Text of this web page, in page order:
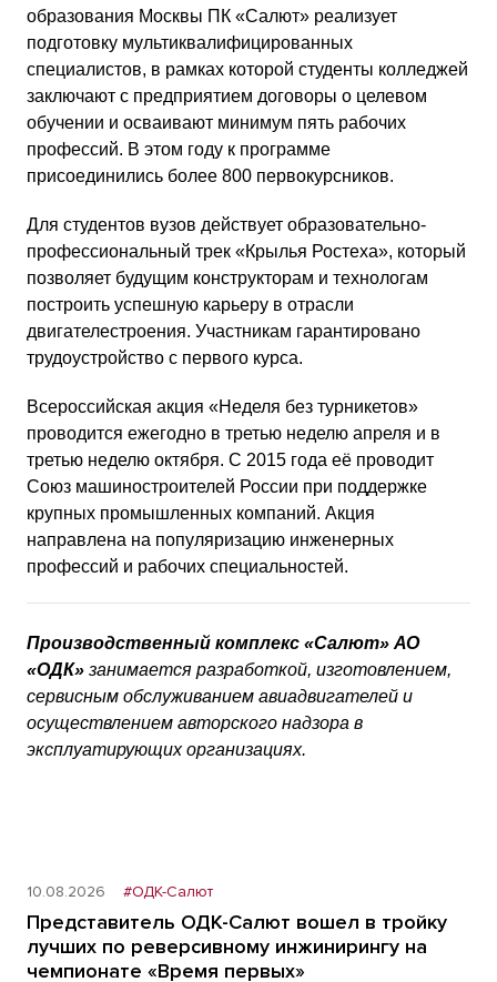
образования Москвы ПК «Салют» реализует
подготовку мультиквалифицированных
специалистов, в рамках которой студенты колледжей
заключают с предприятием договоры о целевом
обучении и осваивают минимум пять рабочих
профессий. В этом году к программе
присоединились более 800 первокурсников.
Для студентов вузов действует образовательно-
профессиональный трек «Крылья Ростеха», который
позволяет будущим конструкторам и технологам
построить успешную карьеру в отрасли
двигателестроения. Участникам гарантировано
трудоустройство с первого курса.
Всероссийская акция «Неделя без турникетов»
проводится ежегодно в третью неделю апреля и в
третью неделю октября. С 2015 года её проводит
Союз машиностроителей России при поддержке
крупных промышленных компаний. Акция
направлена на популяризацию инженерных
профессий и рабочих специальностей.
Производственный комплекс «Салют» АО
«ОДК» занимается разработкой, изготовлением,
сервисным обслуживанием авиадвигателей и
осуществлением авторского надзора в
эксплуатирующих организациях.
10.08.2026 #ОДК-Салют
Представитель ОДК-Салют вошел в тройку
лучших по реверсивному инжинирингу на
чемпионате «Время первых»